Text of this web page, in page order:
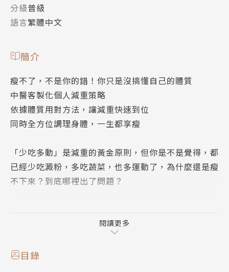
分級普級
語言繁體中文
簡介
瘦不了，不是你的錯！你只是沒搞懂自己的體質
中醫客製化個人減重策略
依據體質用對方法，讓減重快速到位
同時全方位調理身體，一生都享瘦
「少吃多動」是減重的黃金原則，但你是不是覺得，都
已經少吃澱粉，多吃蔬菜，也多運動了，為什麼還是瘦
不下來？到底哪裡出了問題？
減重方法，對你可能出現反效果，原因就出在每個人
閱讀更多
目錄